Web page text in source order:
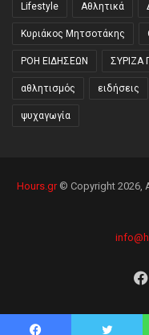
Lifestyle Αθλητικά
Κυριάκος Μητσοτάκης
ΡΟΗ ΕΙΔΗΣΕΩΝ ΣΥΡΙΖΑ
αθλητισμός ειδήσεις
ψυχαγωγία
Hours.gr© Copyright 2026,